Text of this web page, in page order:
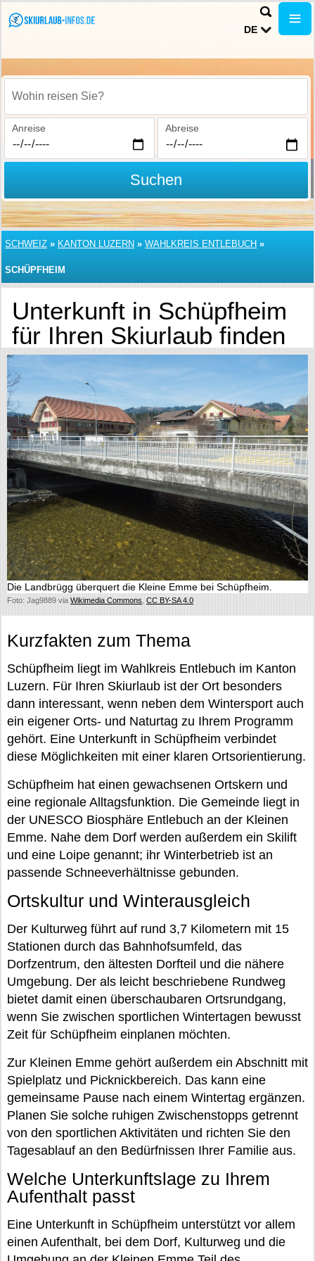
DE
Wohin reisen Sie?
Anreise Abreise
Suchen
SCHWEIZ » KANTON LUZERN » WAHLKREIS ENTLEBUCH »
SCHÜPFHEIM
Unterkunft in Schüpfheim
für Ihren Skiurlaub finden
Die Landbrügg überquert die Kleine Emme bei Schüpfheim.
Foto: Jag9889 via Wikimedia Commons CC BY-SA 4.0
Kurzfakten zum Thema
Schüpfheim liegt im Wahlkreis Entlebuch im Kanton
Luzern. Für Ihren Skiurlaub ist der Ort besonders
dann interessant, wenn neben dem Wintersport auch
ein eigener Orts- und Naturtag zu Ihrem Programm
gehört. Eine Unterkunft in Schüpfheim verbindet
diese Möglichkeiten mit einer klaren Ortsorientierung.
Schüpfheim hat einen gewachsenen Ortskern und
eine regionale Alltagsfunktion. Die Gemeinde liegt in
der UNESCO Biosphäre Entlebuch an der Kleinen
Emme. Nahe dem Dorf werden außerdem ein Skilift
und eine Loipe genannt; ihr Winterbetrieb ist an
passende Schneeverhältnisse gebunden.
Ortskultur und Winterausgleich
Der Kulturweg führt auf rund 3,7 Kilometern mit 15
Stationen durch das Bahnhofsumfeld, das
Dorfzentrum, den ältesten Dorfteil und die nähere
Umgebung. Der als leicht beschriebene Rundweg
bietet damit einen überschaubaren Ortsrundgang,
wenn Sie zwischen sportlichen Wintertagen bewusst
Zeit für Schüpfheim einplanen möchten.
Zur Kleinen Emme gehört außerdem ein Abschnitt mit
Spielplatz und Picknickbereich. Das kann eine
gemeinsame Pause nach einem Wintertag ergänzen.
Planen Sie solche ruhigen Zwischenstopps getrennt
von den sportlichen Aktivitäten und richten Sie den
Tagesablauf an den Bedürfnissen Ihrer Familie aus.
Welche Unterkunftslage zu Ihrem
Aufenthalt passt
Eine Unterkunft in Schüpfheim unterstützt vor allem
einen Aufenthalt, bei dem Dorf, Kulturweg und die